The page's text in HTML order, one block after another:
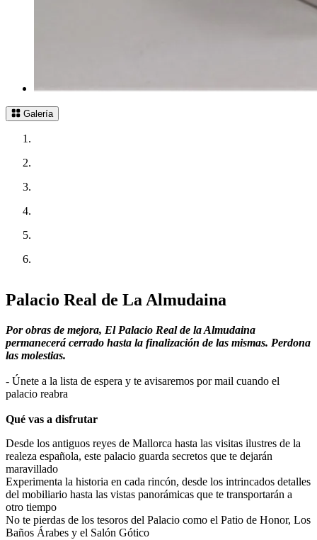
Galería
Palacio Real de La Almudaina
Por obras de mejora, El Palacio Real de la Almudaina
permanecerá cerrado hasta la finalización de las mismas. Perdona
las molestias.
- Únete a la lista de espera y te avisaremos por mail cuando el
palacio reabra
Qué vas a disfrutar
Desde los antiguos reyes de Mallorca hasta las visitas ilustres de la
realeza española, este palacio guarda secretos que te dejarán
maravillado
Experimenta la historia en cada rincón, desde los intrincados detalles
del mobiliario hasta las vistas panorámicas que te transportarán a
otro tiempo
No te pierdas de los tesoros del Palacio como el Patio de Honor, Los
Baños Árabes y el Salón Gótico